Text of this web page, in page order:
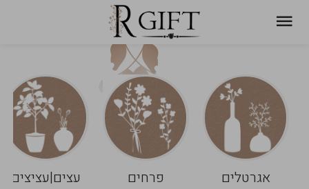
אגרטלים פרחים עצים|עציצים
עגלת
שלך
ניקוי
הסל